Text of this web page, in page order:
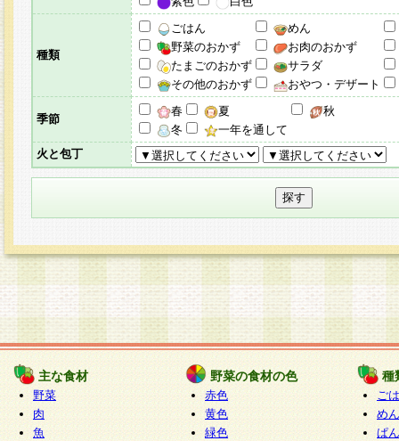
種類
ごはん
めん
野菜のおかず
お肉のおかず
たまごのおかず
サラダ
その他のおかず
おやつ・デザート
季節
春 夏
秋
冬
一年を通して
火と包丁
主な食材
野菜
肉
魚
野菜の食材の色
赤色
黄色
緑色
種
ご
めん
ぱん